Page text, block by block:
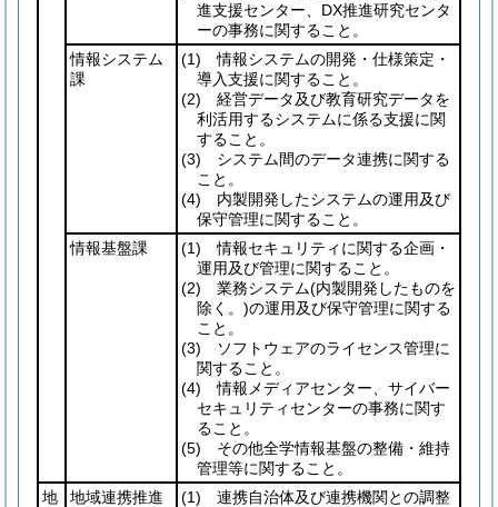
進支援センター、DX推進研究センタ
ーの事務に関すること。
情報システム
課
(1) 情報システムの開発・仕様策定・
導入支援に関すること。
(2) 経営データ及び教育研究データを
利活用するシステムに係る支援に関
すること。
(3) システム間のデータ連携に関する
こと。
(4) 内製開発したシステムの運用及び
保守管理に関すること。
情報基盤課
(1) 情報セキュリティに関する企画・
運用及び管理に関すること。
(2) 業務システム(内製開発したものを
除く。)の運用及び保守管理に関する
こと。
(3) ソフトウェアのライセンス管理に
関すること。
(4) 情報メディアセンター、サイバー
セキュリティセンターの事務に関す
ること。
(5) その他全学情報基盤の整備・維持
管理等に関すること。
地
地域連携推進
(1) 連携自治体及び連携機関との調整